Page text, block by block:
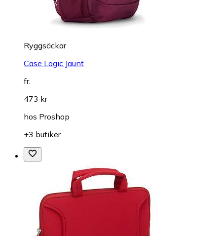
Ryggsäckar
Case Logic Jaunt
fr.
473 kr
hos Proshop
+3 butiker